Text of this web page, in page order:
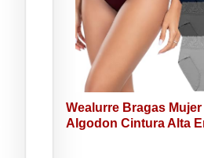
Wealurre Bragas Mujer
Algodon Cintura Alta